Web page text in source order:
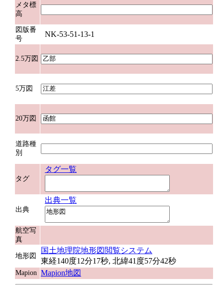
メタ標
高
図版番
号
NK-53-51-13-1
2.5万図
5万図
20万図
道路種
別
タグ
タグ一覧
出典
出典一覧
航空写
真
地形図
国土地理院地形図閲覧システム
東経140度12分17秒, 北緯41度57分42秒
Mapion Mapion地図